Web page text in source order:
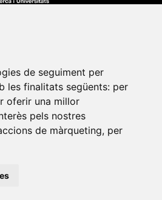
de seguiment per
les finalitats següents: per
oferir una millor
pels nostres
de màrqueting, per
•
Universitat CEU Cardenal
de Lleida
de Vic - Universitat Central de